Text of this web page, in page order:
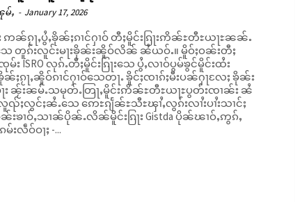
ႇ - January 17, 2026
ၼ်ၵႂႃႇပွႆႇၶိုၼ်ႈၵၢင်ႁၢဝ် တီႈမိူင်းၵြႃးဢိၼ်ႊတီႊယႃႊၼၼ်ႉ
ၵ်းလူင်းမႃးၶိုၼ်းၼိူဝ်လိၼ် ၼႆယဝ်ႉ။ မိူဝ်ႈဝၼ်းတီႈ
ၸုမ်း ISRO လုၵ်ႉတီႈမိူင်းၵြႃးသေ ပွႆႇလၢဝ်ပွမ်ၶွင်မိူင်းထႆး
း ၼႂ်းၼမ်ႉသမုတ်ႉတြႃႇမိူင်းဢိၼ်ႊတီႊယႃႊပွတ်းၸၢၼ်း ၼႆ
ၼ်းၶၢဝ်ႇသၢၼ်ပိုၼ်ႉလိၼ်မိူင်းၵြႃး Gistda ပိုၼ်ၽၢဝ်ႇဢွၵ်ႇ
းလဵဝ်ဝႃႈ -...